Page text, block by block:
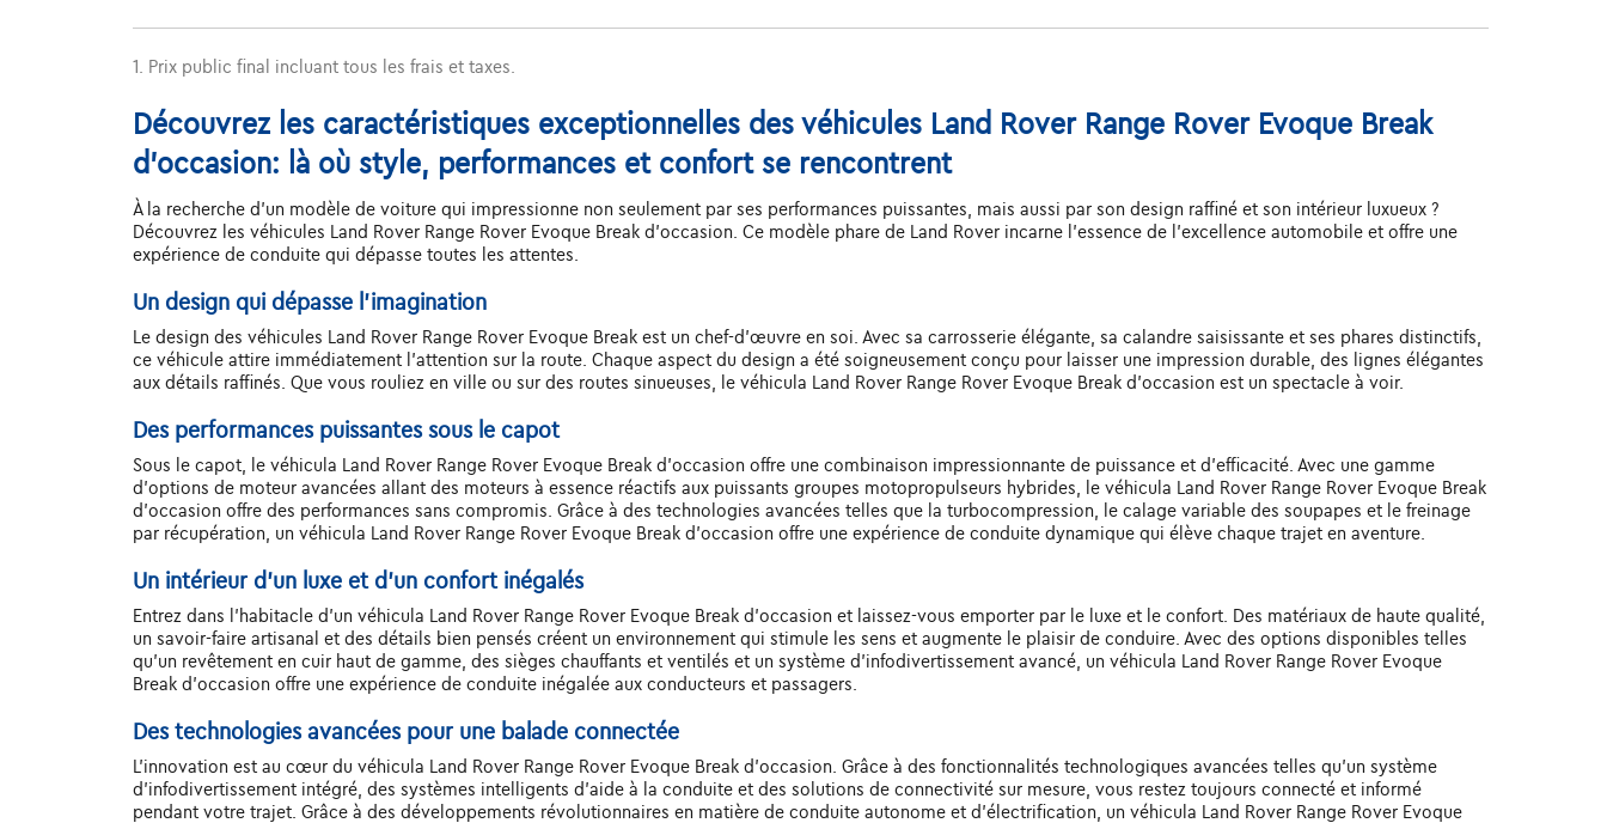
1. Prix public final incluant tous les frais et taxes.
Découvrez les caractéristiques exceptionnelles des véhicules Land Rover Range Rover Evoque Break
d'occasion: là où style, performances et confort se rencontrent
À la recherche d'un modèle de voiture qui impressionne non seulement par ses performances puissantes, mais aussi par son design raffiné et son intérieur luxueux ?
Découvrez les véhicules Land Rover Range Rover Evoque Break d'occasion. Ce modèle phare de Land Rover incarne l'essence de l'excellence automobile et offre une
expérience de conduite qui dépasse toutes les attentes.
Un design qui dépasse l'imagination
Le design des véhicules Land Rover Range Rover Evoque Break est un chef-d'œuvre en soi. Avec sa carrosserie élégante, sa calandre saisissante et ses phares distinctifs,
ce véhicule attire immédiatement l'attention sur la route. Chaque aspect du design a été soigneusement conçu pour laisser une impression durable, des lignes élégantes
aux détails raffinés. Que vous rouliez en ville ou sur des routes sinueuses, le véhicula Land Rover Range Rover Evoque Break d'occasion est un spectacle à voir.
Des performances puissantes sous le capot
Sous le capot, le véhicula Land Rover Range Rover Evoque Break d'occasion offre une combinaison impressionnante de puissance et d'efficacité. Avec une gamme
d'options de moteur avancées allant des moteurs à essence réactifs aux puissants groupes motopropulseurs hybrides, le véhicula Land Rover Range Rover Evoque Break
d'occasion offre des performances sans compromis. Grâce à des technologies avancées telles que la turbocompression, le calage variable des soupapes et le freinage
par récupération, un véhicula Land Rover Range Rover Evoque Break d'occasion offre une expérience de conduite dynamique qui élève chaque trajet en aventure.
Un intérieur d’un luxe et d’un confort inégalés
Entrez dans l'habitacle d'un véhicula Land Rover Range Rover Evoque Break d'occasion et laissez-vous emporter par le luxe et le confort. Des matériaux de haute qualité,
un savoir-faire artisanal et des détails bien pensés créent un environnement qui stimule les sens et augmente le plaisir de conduire. Avec des options disponibles telles
qu'un revêtement en cuir haut de gamme, des sièges chauffants et ventilés et un système d'infodivertissement avancé, un véhicula Land Rover Range Rover Evoque
Break d'occasion offre une expérience de conduite inégalée aux conducteurs et passagers.
Des technologies avancées pour une balade connectée
L'innovation est au cœur du véhicula Land Rover Range Rover Evoque Break d'occasion. Grâce à des fonctionnalités technologiques avancées telles qu'un système
d'infodivertissement intégré, des systèmes intelligents d'aide à la conduite et des solutions de connectivité sur mesure, vous restez toujours connecté et informé
pendant votre trajet. Grâce à des développements révolutionnaires en matière de conduite autonome et d'électrification, un véhicula Land Rover Range Rover Evoque